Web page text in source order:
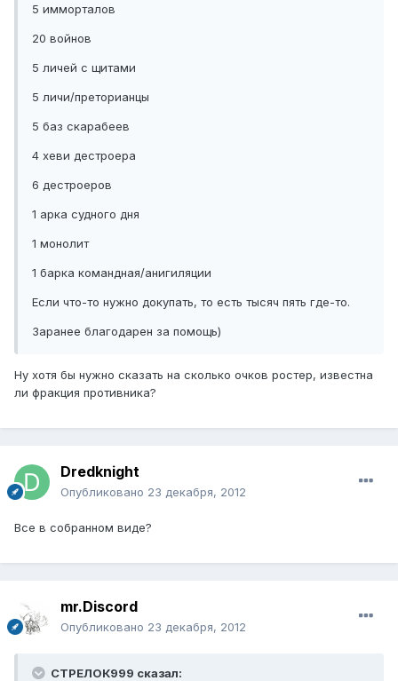
5 имморталов
20 войнов
5 личей с щитами
5 личи/преторианцы
5 баз скарабеев
4 хеви дестроера
6 дестроеров
1 арка судного дня
1 монолит
1 барка командная/анигиляции
Если что-то нужно докупать, то есть тысяч пять где-то.
Заранее благодарен за помощь)
Ну хотя бы нужно сказать на сколько очков ростер, известна
ли фракция противника?
Dredknight
Опубликовано 23 декабря, 2012
Все в собранном виде?
mr.Discord
Опубликовано 23 декабря, 2012
СТРЕЛОК999 сказал: